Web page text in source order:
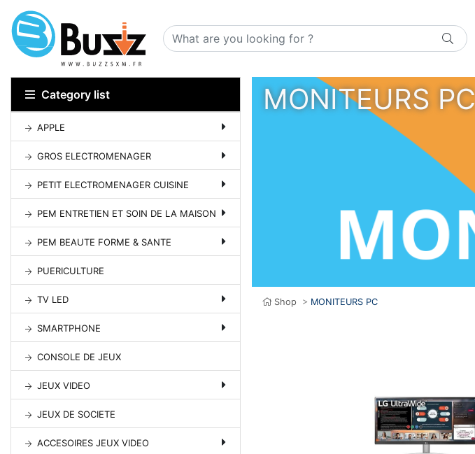
Category list
APPLE
GROS ELECTROMENAGER
PETIT ELECTROMENAGER CUISINE
PEM ENTRETIEN ET SOIN DE LA MAISON
PEM BEAUTE FORME & SANTE
PUERICULTURE
TV LED
SMARTPHONE
CONSOLE DE JEUX
JEUX VIDEO
JEUX DE SOCIETE
ACCESOIRES JEUX VIDEO
MONITEURS PC
Shop > MONITEURS PC